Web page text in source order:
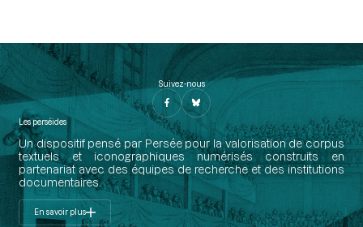
Suivez-nous
Les perséides
Un dispositif pensé par Persée pour la valorisation de corpus
textuels et iconographiques numérisés construits en
partenariat avec des équipes de recherche et des institutions
documentaires.
En savoir plus